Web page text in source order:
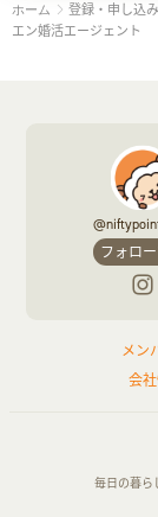
ホーム 登録・申し込
エン婚活エージェント
フォロ
メン
会
毎日の暮ら